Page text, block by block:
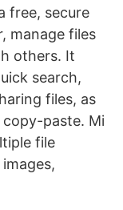
free, secure
manage files
others. It
search,
files, as
paste. Mi
file